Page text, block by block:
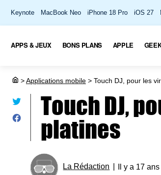
Keynote MacBook Neo iPhone 18 Pro iOS 27
APPS & JEUX BONS PLANS APPLE
>Applications mobile > Touch DJ, pour les
Touch DJ,
platines
La Rédaction Il y a 17